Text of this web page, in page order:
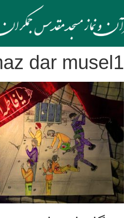
dar musel1